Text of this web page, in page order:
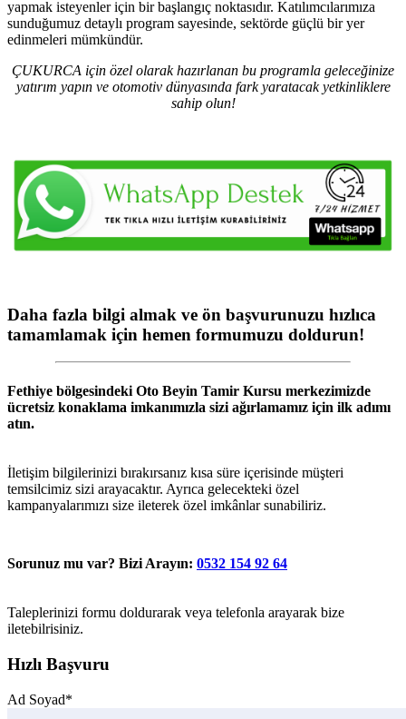
yapmak isteyenler için bir başlangıç noktasıdır. Katılımcılarımıza
sunduğumuz detaylı program sayesinde, sektörde güçlü bir yer
edinmeleri mümkündür.
ÇUKURCA için özel olarak hazırlanan bu programla geleceğinize
yatırım yapın ve otomotiv dünyasında fark yaratacak yetkinliklere
sahip olun!
Daha fazla bilgi almak ve ön başvurunuzu hızlıca
tamamlamak için hemen formumuzu doldurun!
Fethiye bölgesindeki Oto Beyin Tamir Kursu merkezimizde
ücretsiz konaklama imkanımızla sizi ağırlamamız için ilk adımı
atın.
İletişim bilgilerinizi bırakırsanız kısa süre içerisinde müşteri
temsilcimiz sizi arayacaktır. Ayrıca gelecekteki özel
kampanyalarımızı size ileterek özel imkânlar sunabiliriz.
Sorunuz mu var? Bizi Arayın: 0532 154 92 64
Taleplerinizi formu doldurarak veya telefonla arayarak bize
iletebilrisiniz.
Hızlı Başvuru
Ad Soyad*